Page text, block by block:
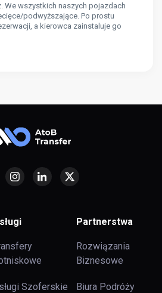
We wszystkich naszych pojazdach
podwyższające. Po prostu
a kierowca zainstaluje go
Szoferskie
Partnerstwa
Rozwiązania
Biznesowe
Biura Podróży